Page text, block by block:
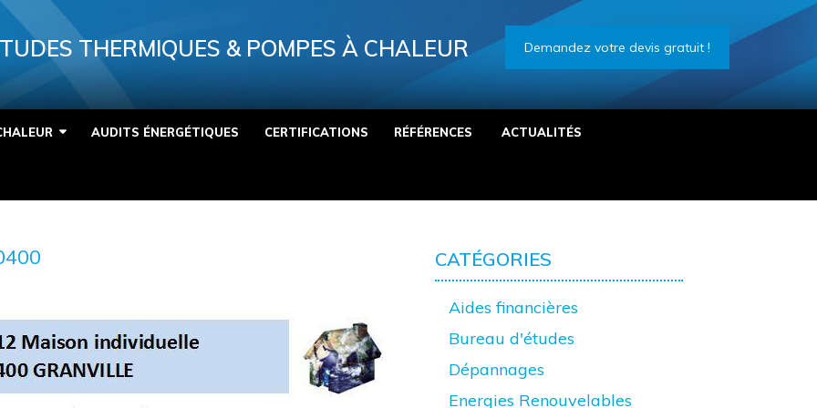
Demandez votre devis gratuit !
THERMIQUES & POMPES À CHALEUR
AUDITS ÉNERGÉTIQUES CERTIFICATIONS RÉFÉRENCES ACTUALITÉS
CATÉGORIES
Aides financières
Bureau d'études
Dépannages
Energies Renouvelables